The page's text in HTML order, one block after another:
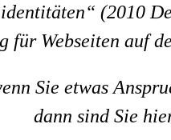
(2010
für Webseiten auf
Sie etwas
dann sind Sie